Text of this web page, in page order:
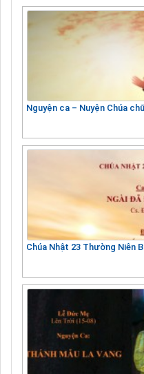
Nguyện ca – Nuyện Chúa
Chúa Nhật 23 Thường Niên